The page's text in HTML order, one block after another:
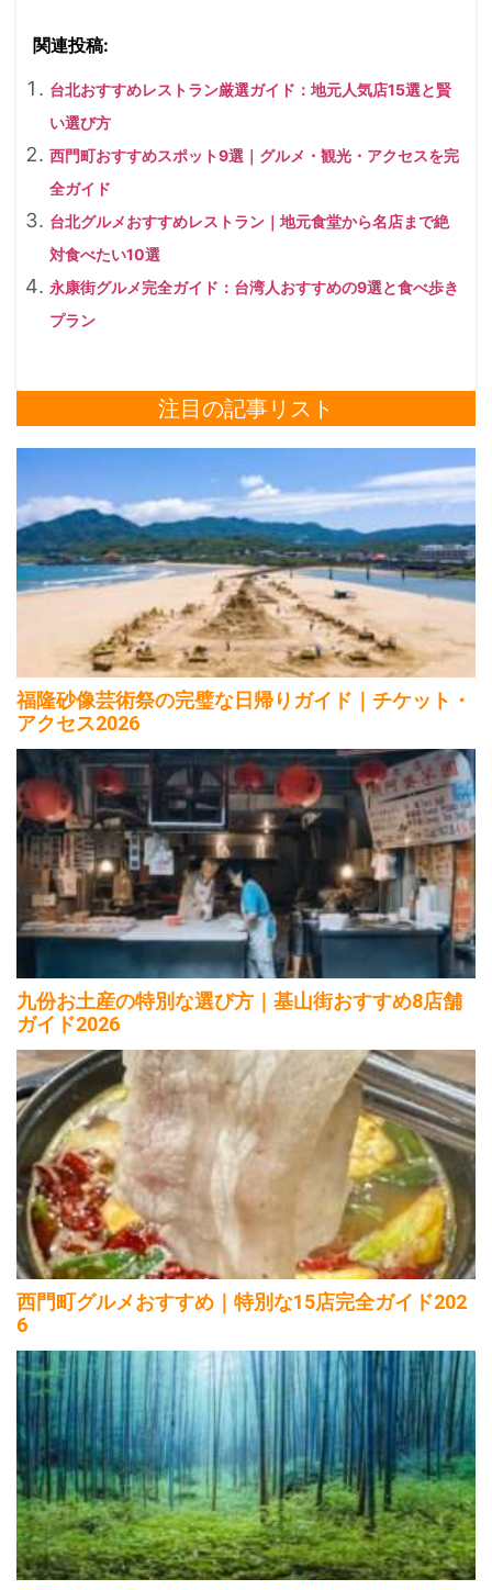
関連投稿:
台北おすすめレストラン厳選ガイド：地元人気店15選と賢
い選び方
西門町おすすめスポット9選｜グルメ・観光・アクセスを完
全ガイド
台北グルメおすすめレストラン｜地元食堂から名店まで絶
対食べたい10選
永康街グルメ完全ガイド：台湾人おすすめの9選と食べ歩き
プラン
注目の記事リスト
福隆砂像芸術祭の完璧な日帰りガイド｜チケット・
アクセス2026
九份お土産の特別な選び方｜基山街おすすめ8店舗
ガイド2026
西門町グルメおすすめ｜特別な15店完全ガイド202
6